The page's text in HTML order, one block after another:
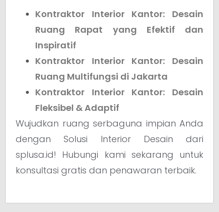
Kontraktor Interior Kantor: Desain
Ruang Rapat yang Efektif dan
Inspiratif
Kontraktor Interior Kantor: Desain
Ruang Multifungsi di Jakarta
Kontraktor Interior Kantor: Desain
Fleksibel & Adaptif
Wujudkan ruang serbaguna impian Anda
dengan Solusi Interior Desain dari
splusa.id! Hubungi kami sekarang untuk
konsultasi gratis dan penawaran terbaik.